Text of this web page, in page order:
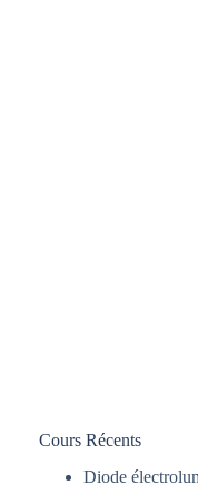
Cours Récents
Diode